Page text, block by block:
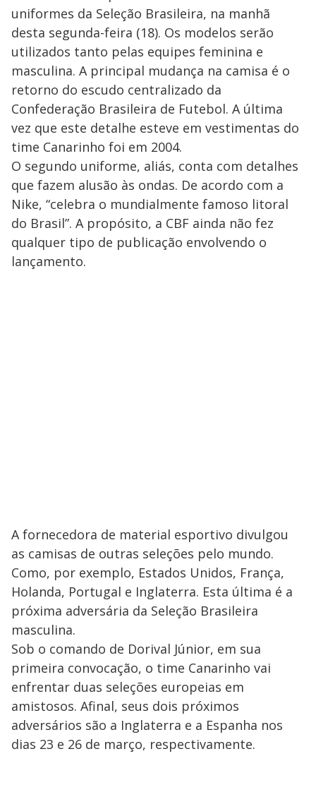
uniformes da Seleção Brasileira, na manhã
desta segunda-feira (18). Os modelos serão
utilizados tanto pelas equipes feminina e
masculina. A principal mudança na camisa é o
retorno do escudo centralizado da
Confederação Brasileira de Futebol. A última
vez que este detalhe esteve em vestimentas do
time Canarinho foi em 2004.
O segundo uniforme, aliás, conta com detalhes
que fazem alusão às ondas. De acordo com a
Nike, “celebra o mundialmente famoso litoral
do Brasil”. A propósito, a CBF ainda não fez
qualquer tipo de publicação envolvendo o
lançamento.
A fornecedora de material esportivo divulgou
as camisas de outras seleções pelo mundo.
Como, por exemplo, Estados Unidos, França,
Holanda, Portugal e Inglaterra. Esta última é a
próxima adversária da Seleção Brasileira
masculina.
Sob o comando de Dorival Júnior, em sua
primeira convocação, o time Canarinho vai
enfrentar duas seleções europeias em
amistosos. Afinal, seus dois próximos
adversários são a Inglaterra e a Espanha nos
dias 23 e 26 de março, respectivamente.